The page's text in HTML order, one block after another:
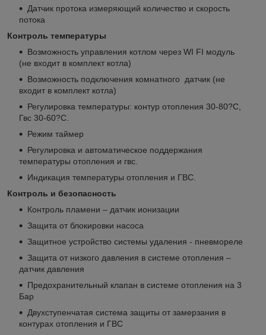
Датчик протока измеряющий количество и скорость
потока
Контроль температуры
Возможность управления котлом через WI FI модуль
(не входит в комплект котла)
Возможность подключения комнатного датчик (не
входит в комплект котла)
Регулировка температуры: контур отопления 30-80?С,
Гвс 30-60?С.
Режим таймер
Регулировка и автоматическое поддержания
температуры отопления и гвс.
Индикация температуры отопления и ГВС.
Контроль и безопасность
Контроль пламени – датчик ионизации
Защита от блокировки насоса
Защитное устройство системы удаления - пневмореле
Защита от низкого давления в системе отопления –
датчик давления
Предохранительный клапан в системе отопления на 3
Бар
Двухступенчатая система защиты от замерзания в
контурах отопления и ГВС